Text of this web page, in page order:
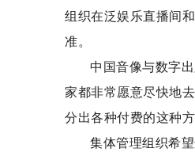
组织在泛娱乐直播间
准。
中国音像与数字
家都非常愿意尽快地
分出各种付费的这种
集体管理组织希